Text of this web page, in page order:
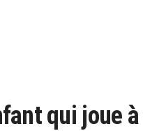
qui joue